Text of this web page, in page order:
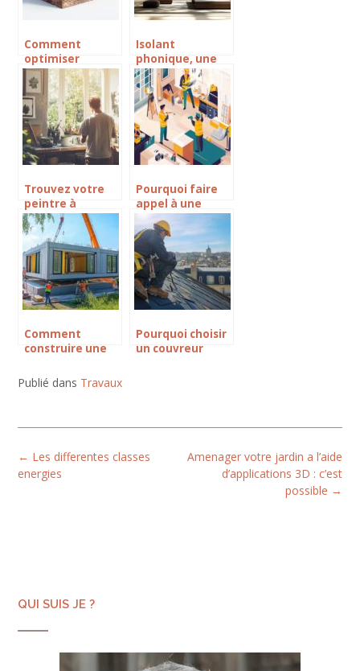
Comment
optimiser
l’isolation des
dalles sur terre-
plein selon la
norme RT 2025
Isolant
phonique, une
solution contre
le bruit :
comment choisir
pour vos
fenêtres et
portes ?
Trouvez votre
peintre à
Puilboreau pour
des travaux
soignés et
respectueux de
l’environnement
Pourquoi faire
appel à une
entreprise
multi-services
pour vos travaux
domestiques
Comment
construire une
préfabriquée
sans tomber
Pourquoi choisir
un couvreur
Publié dans Travaux
Post
navigation
Amenager votre jardin a l’aide
d’applications 3D : c’est
possible →
← Les differentes classes
energies
QUI SUIS JE ?